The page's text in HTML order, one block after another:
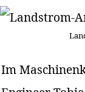
Im